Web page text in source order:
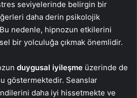
seviyelerinde belirgin bir
daha derin psikolojik
nedenle, hipnozun etkilerini
bir yolculuğa çıkmak önemlidir.
duygusal iyileşme üzerinde de
göstermektedir. Seanslar
daha iyi hissetmekte ve